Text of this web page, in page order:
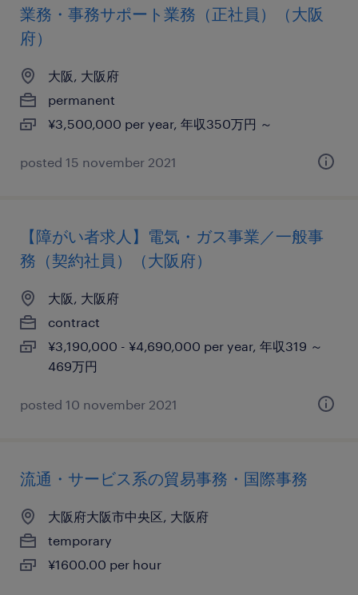
業務・事務サポート業務（正社員）（大阪
府）
大阪, 大阪府
permanent
¥3,500,000 per year, 年収350万円 ～
posted 15 november 2021
【障がい者求人】電気・ガス事業／一般事
務（契約社員）（大阪府）
大阪, 大阪府
contract
¥3,190,000 - ¥4,690,000 per year, 年収319 ～
469万円
posted 10 november 2021
流通・サービス系の貿易事務・国際事務
大阪府大阪市中央区, 大阪府
temporary
¥1600.00 per hour